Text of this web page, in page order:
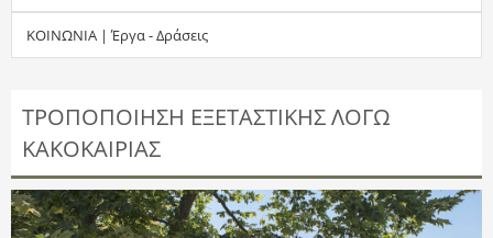
τ
σ
ς
ΚΟΙΝΩΝΙΑ | Έργα - Δράσεις
ΤΡΟΠΟΠΟΙΗΣΗ ΕΞΕΤΑΣΤΙΚΗΣ ΛΟΓΩ
ΚΑΚΟΚΑΙΡΙΑΣ